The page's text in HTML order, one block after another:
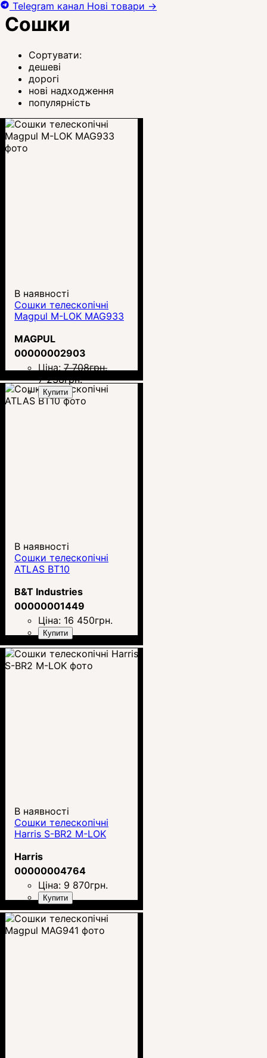
Сошки
Сортувати:
дешеві
дорогі
нові надходження
популярність
В наявності
Сошки телескопічні
Magpul M-LOK MAG933
MAGPUL
00000002903
Ціна: 7 708грн.
7 238грн.
Купити
В наявності
Сошки телескопічні
ATLAS BT10
B&T Industries
00000001449
Ціна: 16 450грн.
Купити
В наявності
Сошки телескопічні
Harris S-BR2 M-LOK
Harris
00000004764
Ціна: 9 870грн.
Купити
Telegram канал Нові товари →